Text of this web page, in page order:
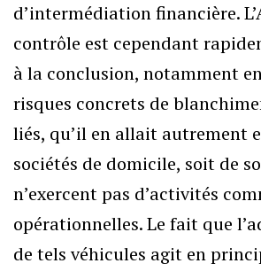
d’intermédiation financière.
contrôle est cependant
à la conclusion, notamment
risques concrets de
liés, qu’il en allait autrement
sociétés de domicile, soit de
n’exercent pas d’activités
opérationnelles. Le fait que
de tels véhicules agit en